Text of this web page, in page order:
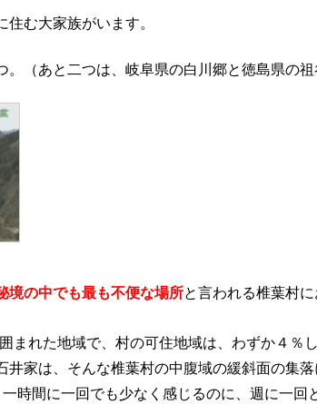
む大家族がいます。
。（あと二つは、岐阜県の白川郷と徳島県の祖
境の中でも最も不便な場所と言われる椎葉村
まれた地域で、村の可住地域は、わずか４％
井家は、そんな椎葉村の中腹域の緩斜面の集
一時間に一回でも少なく感じるのに、週に一回